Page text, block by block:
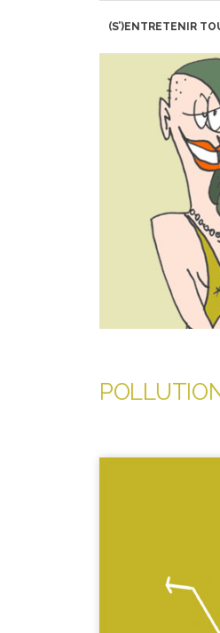
(S’)ENTRETENIR